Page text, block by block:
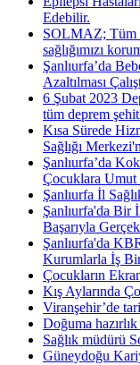
Edebilir.
SOLMAZ; Tüm
sağlığımızı
Şanlıurfa’da
Azaltılması
6 Şubat 2023
tüm deprem
Kısa Sürede
Sağlığı
Şanlıurfa’da
Çocuklara
Şanlıurfa İl
Şanlıurfa'da Bir
Başarıyla
Şanlıurfa'da
Kurumlarla İş
Çocukların
Kış Aylarında
Viranşehir’de
Doğuma
Sağlık müdürü
Güneydoğu